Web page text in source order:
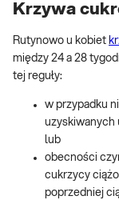
Krzywa
Rutynowo u kobiet
między 24 a 28
tej reguły:
w przypadku
uzyskiwanych
lub
obecności
cukrzycy
poprzedniej